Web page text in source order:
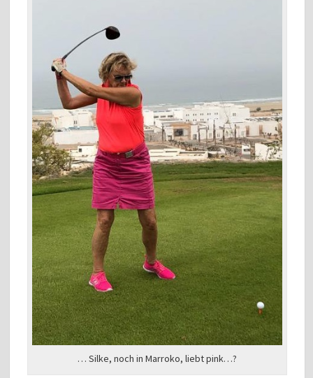
… Silke, noch in Marroko, liebt pink…?